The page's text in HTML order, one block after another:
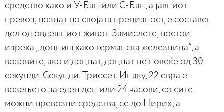
средство како и У-Бан или С-Бан, а јавниот
превоз, познат по својата прецизност, е составен
дел од овдешниот живот. Замислете, постои
изрека „доцниш како германска железница“, а
возовите, ако и доцнат, доцнат не повеќе од 30
секунди. Секунди. Триесет. Инаку, 22 евра е
возењето за еден ден или 24 часови, со сите
можни превозни средства, се до Цирих, а